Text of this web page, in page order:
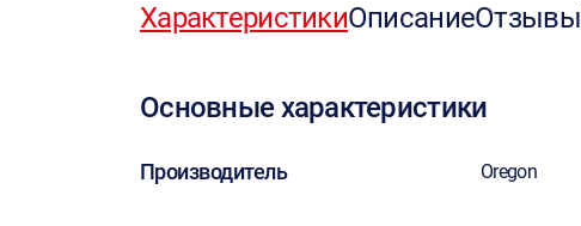
ХарактеристикиОписаниеОтзывы
Основные характеристики
Производитель Oregon